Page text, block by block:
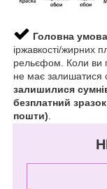
Головна умова
іржавкості/жирних
рельєфом. Коли ви
не має залишатися
залишилися
безплатний
пошти).